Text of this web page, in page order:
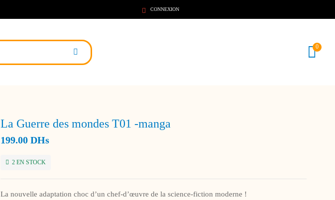
CONNEXION
0
La Guerre des mondes T01 -manga
199.00 DHs
2 EN STOCK
La nouvelle adaptation choc d’un chef-d’œuvre de la science-fiction moderne !